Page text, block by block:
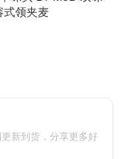
式领夹麦
新到货，分享更多好